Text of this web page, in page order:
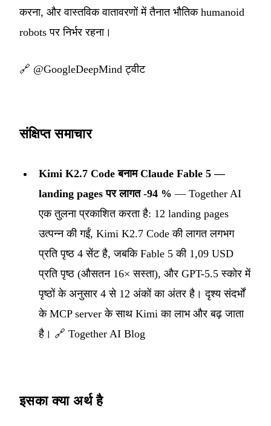
करना, और वास्तविक वातावरणों में तैनात भौतिक humanoid
robots पर निर्भर रहना।
🔗 @GoogleDeepMind ट्वीट
संक्षिप्त समाचार
Kimi K2.7 Code बनाम Claude Fable 5 —
landing pages पर लागत -94 % — Together AI
एक तुलना प्रकाशित करता है: 12 landing pages
उत्पन्न की गईं, Kimi K2.7 Code की लागत लगभग
प्रति पृष्ठ 4 सेंट है, जबकि Fable 5 की 1,09 USD
प्रति पृष्ठ (औसतन 16× सस्ता), और GPT-5.5 स्कोर में
पृष्ठों के अनुसार 4 से 12 अंकों का अंतर है। दृश्य संदर्भों
के MCP server के साथ Kimi का लाभ और बढ़ जाता
है। 🔗 Together AI Blog
इसका क्या अर्थ है